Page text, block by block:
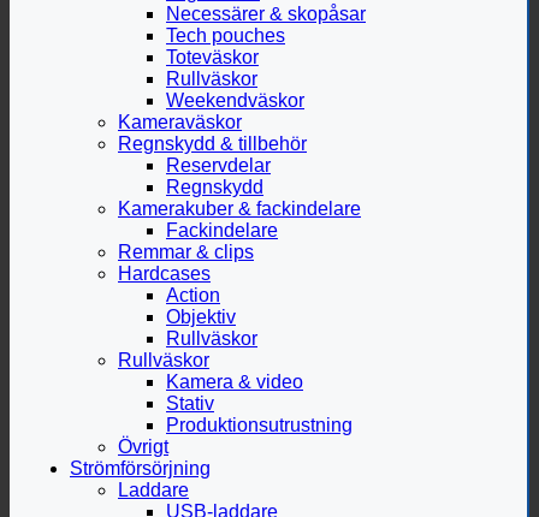
Necessärer & skopåsar
Tech pouches
Toteväskor
Rullväskor
Weekendväskor
Kameraväskor
Regnskydd & tillbehör
Reservdelar
Regnskydd
Kamerakuber & fackindelare
Fackindelare
Remmar & clips
Hardcases
Action
Objektiv
Rullväskor
Rullväskor
Kamera & video
Stativ
Produktionsutrustning
Övrigt
Strömförsörjning
Laddare
USB-laddare